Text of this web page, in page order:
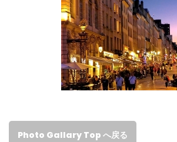
Photo Gallary Top へ戻る